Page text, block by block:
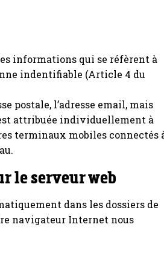
informations qui se réfèrent à
indentifiable (Article 4 du
postale, l’adresse email, mais
attribuée individuellement à
terminaux mobiles connectés
le serveur web
dans les dossiers de
navigateur Internet nous